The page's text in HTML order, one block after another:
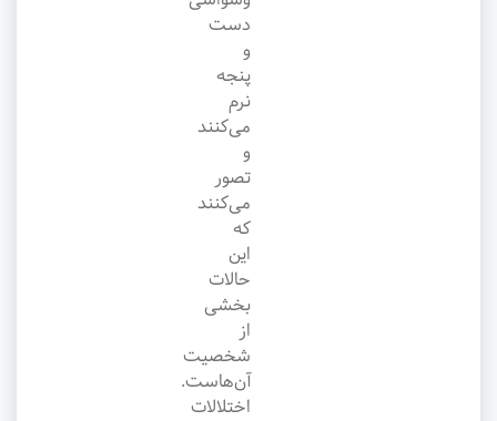
دست
و
پنجه
نرم
می‌کنند
و
تصور
می‌کنند
که
این
حالات
بخشی
از
شخصیت
آن‌هاست.
اختلالات